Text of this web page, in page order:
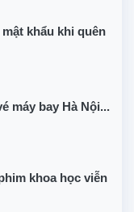
khẩu khi quên
máy bay Hà Nội...
khoa học viễn